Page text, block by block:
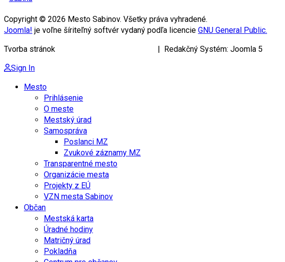
Copyright © 2026 Mesto Sabinov. Všetky práva vyhradené.
Joomla! je voľne šíriteľný softvér vydaný podľa licencie GNU General Public.
Tvorba stránok
| Redakčný Systém: Joomla 5
Sign In
Mesto
Prihlásenie
O meste
Mestský úrad
Samospráva
Poslanci MZ
Zvukové záznamy MZ
Transparentné mesto
Organizácie mesta
Projekty z EÚ
VZN mesta Sabinov
Občan
Mestská karta
Úradné hodiny
Matričný úrad
Pokladňa